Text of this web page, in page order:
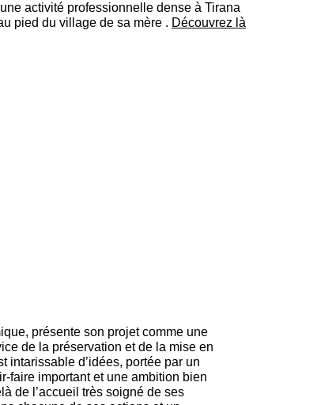
activité professionnelle dense à Tirana
pied du village de sa mère . Découvrez là
présente son projet comme une
de la préservation et de la mise en
intarissable d’idées, portée par un
faire important et une ambition bien
de l’accueil très soigné de ses